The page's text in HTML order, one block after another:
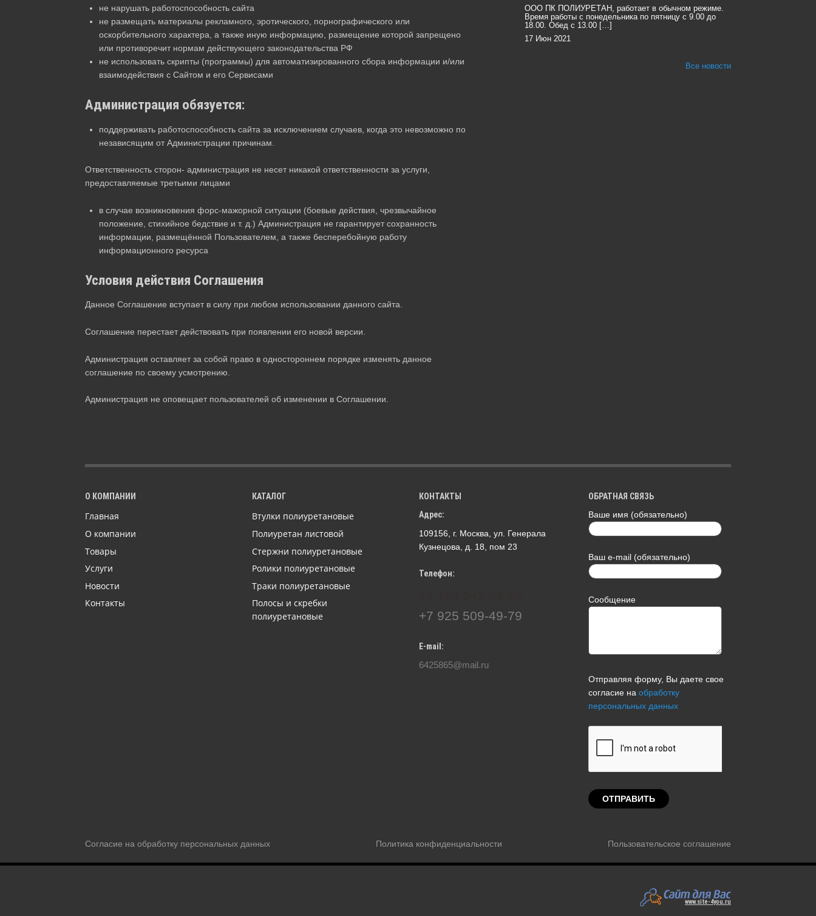
не нарушать работоспособность сайта
не размещать материалы рекламного, эротического, порнографического или
оскорбительного характера, а также иную информацию, размещение которой запрещено
или противоречит нормам действующего законодательства РФ
не использовать скрипты (программы) для автоматизированного сбора информации и/или
взаимодействия с Сайтом и его Сервисами
Администрация обязуется:
поддерживать работоспособность сайта за исключением случаев, когда это невозможно по
независящим от Администрации причинам.
Ответственность сторон- администрация не несет никакой ответственности за услуги,
предоставляемые третьими лицами
в случае возникновения форс-мажорной ситуации (боевые действия, чрезвычайное
положение, стихийное бедствие и т. д.) Администрация не гарантирует сохранность
информации, размещённой Пользователем, а также бесперебойную работу
информационного ресурса
Условия действия Соглашения
Данное Соглашение вступает в силу при любом использовании данного сайта.
Соглашение перестает действовать при появлении его новой версии.
Администрация оставляет за собой право в одностороннем порядке изменять данное
соглашение по своему усмотрению.
Администрация не оповещает пользователей об изменении в Соглашении.
ООО ПК ПОЛИУРЕТАН, работает в обычном режиме.
Время работы с понедельника по пятницу с 9.00 до
18.00. Обед с 13.00 […]
17 Июн 2021
Все новости
О КОМПАНИИ
Главная
О компании
Товары
Услуги
Новости
Контакты
КАТАЛОГ
Втулки полиуретановые
Полиуретан листовой
Стержни полиуретановые
Ролики полиуретановые
Траки полиуретановые
Полосы и скребки
полиуретановые
КОНТАКТЫ
Адрес:
109156, г. Москва, ул. Генерала
Кузнецова, д. 18, пом 23
Телефон:
+7 925 509-49-79
E-mail:
6425865@mail.ru
ОБРАТНАЯ СВЯЗЬ
Ваше имя (обязательно)
Ваш e-mail (обязательно)
Сообщение
Отправляя форму, Вы даете свое
согласие наобработку
персональных данных
Согласие на обработку персональных данных Политика конфиденциальности Пользовательское соглашение
www.site-4you.ru